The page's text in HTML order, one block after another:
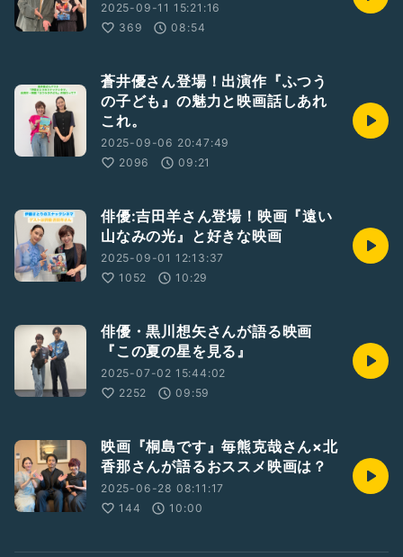
2025-09-11 15:21:16
369
08:54
蒼井優さん登場！出演作『ふつう
の子ども』の魅力と映画話しあれ
これ。
2025-09-06 20:47:49
2096
09:21
俳優:吉田羊さん登場！映画『遠い
山なみの光』と好きな映画
2025-09-01 12:13:37
1052
10:29
俳優・黒川想矢さんが語る映画
『この夏の星を見る』
2025-07-02 15:44:02
2252
09:59
映画『桐島です』毎熊克哉さん×北
香那さんが語るおススメ映画は？
2025-06-28 08:11:17
144
10:00